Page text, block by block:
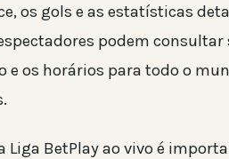
os gols e as estatísticas
podem consultar
e os horários para todo o
Liga BetPlay ao vivo é